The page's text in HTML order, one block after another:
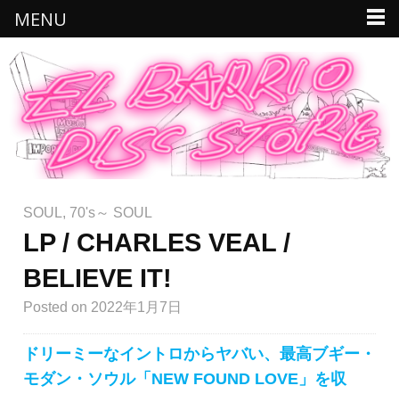
SOUL , 70's～ SOUL
LP / CHARLES VEAL /
BELIEVE IT!
Posted on 2022年1月7日
ドリーミーなイントロからヤバい、最高ブギー・
モダン・ソウル「NEW FOUND LOVE」を収
MENU